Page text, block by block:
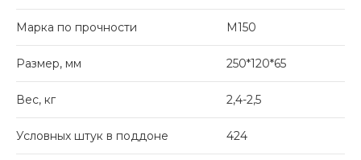
Марка по прочности М150
Размер, мм 250*120*65
Вес, кг 2,4-2,5
Условных штук в поддоне 424